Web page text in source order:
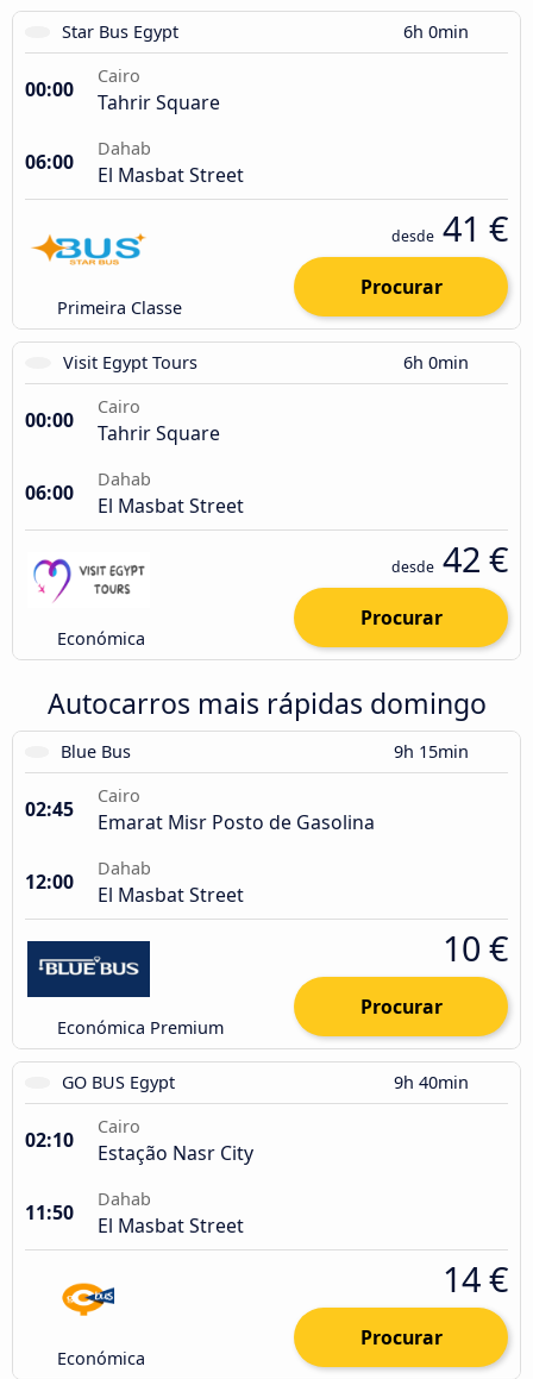
Star Bus Egypt 6h 0min
00:00
Cairo
Tahrir Square
06:00
Dahab
El Masbat Street
Primeira Classe
desde 41 €
Procurar
Visit Egypt Tours 6h 0min
00:00
Cairo
Tahrir Square
06:00
Dahab
El Masbat Street
Económica
desde 42 €
Procurar
Autocarros mais rápidas domingo
Blue Bus 9h 15min
02:45
Cairo
Emarat Misr Posto de Gasolina
12:00
Dahab
El Masbat Street
Económica Premium
10 €
Procurar
GO BUS Egypt 9h 40min
02:10
Cairo
Estação Nasr City
11:50
Dahab
El Masbat Street
Económica
14 €
Procurar